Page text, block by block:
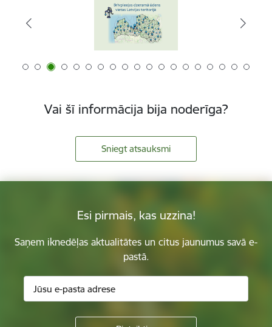
Vai šī informācija bija noderīga?
Sniegt atsauksmi
Esi pirmais, kas uzzina!
Saņem iknedēļas aktualitātes un citus jaunumus savā e-
pastā.